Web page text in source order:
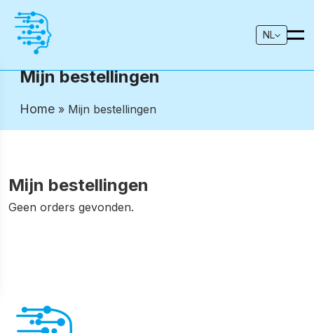
NL
Mijn bestellingen
Home » Mijn bestellingen
Mijn bestellingen
Geen orders gevonden.